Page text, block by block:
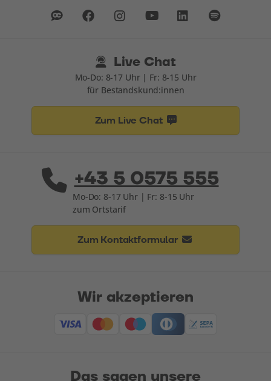
Live Chat
Mo-Do: 8-17 Uhr | Fr: 8-15 Uhr
für Bestandskund:innen
Zum Live Chat
+43 5 0575 555
Mo-Do: 8-17 Uhr | Fr: 8-15 Uhr
zum Ortstarif
Zum Kontaktformular
Das sagen unsere
Wir akzeptieren